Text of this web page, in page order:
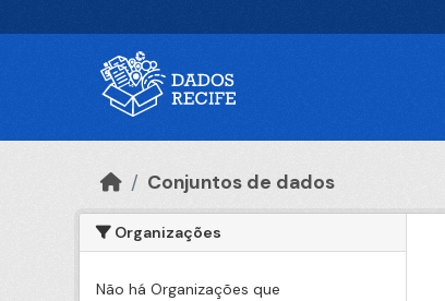
Conjuntos de dados
Organizações
Não há Organizações que